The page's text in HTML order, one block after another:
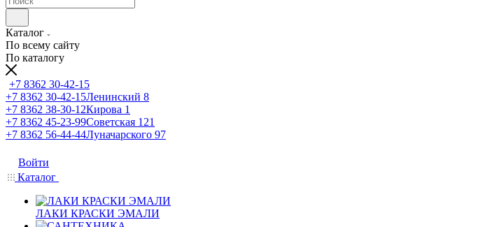
Каталог
По всему сайту
По каталогу
+7 8362 30-42-15
+7 8362 30-42-15Ленинский 8
+7 8362 38-30-12Кирова 1
+7 8362 45-23-99Советская 121
+7 8362 56-44-44Луначарского 97
Войти
Каталог
ЛАКИ КРАСКИ ЭМАЛИ